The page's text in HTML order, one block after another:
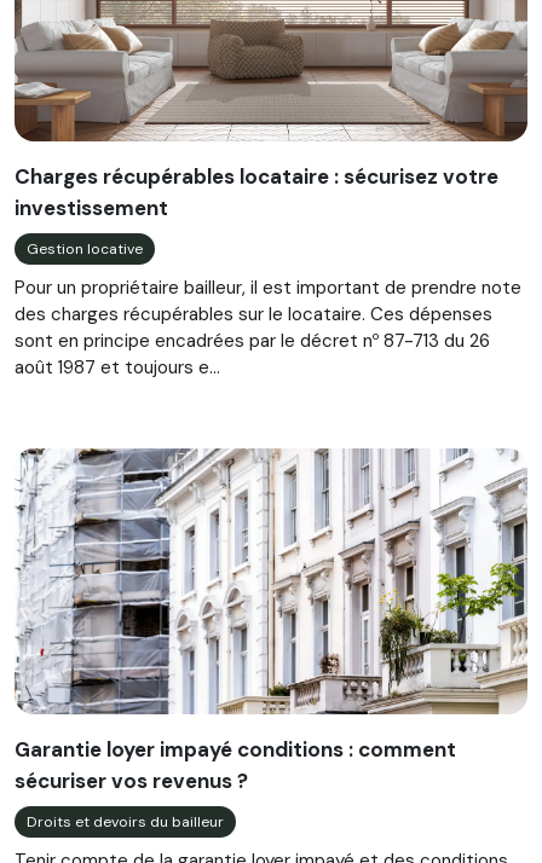
Charges récupérables locataire : sécurisez votre
investissement
Gestion locative
Pour un propriétaire bailleur, il est important de prendre note
des charges récupérables sur le locataire. Ces dépenses
sont en principe encadrées par le décret nᵒ 87-713 du 26
août 1987 et toujours e...
Garantie loyer impayé conditions : comment
sécuriser vos revenus ?
Droits et devoirs du bailleur